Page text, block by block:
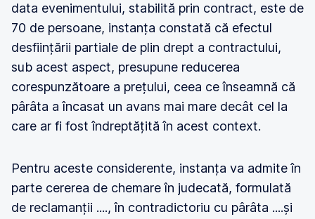
data evenimentului, stabilită prin contract, este de
70 de persoane, instanța constată că efectul
desființării partiale de plin drept a contractului,
sub acest aspect, presupune reducerea
corespunzătoare a prețului, ceea ce înseamnă că
pârâta a încasat un avans mai mare decât cel la
care ar fi fost îndreptățită în acest context.
Pentru aceste considerente, instanța va admite în
parte cererea de chemare în judecată, formulată
de reclamanții ...., în contradictoriu cu pârâta ....și